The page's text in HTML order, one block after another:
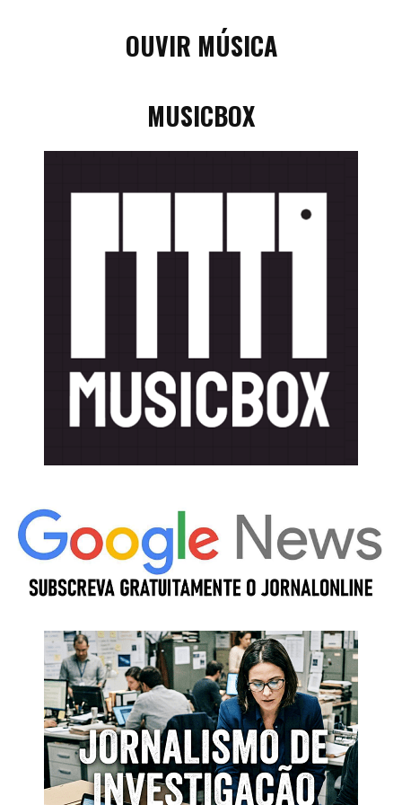
OUVIR MÚSICA
MUSICBOX